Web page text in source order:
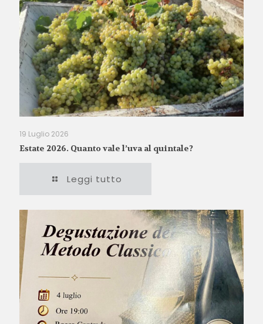
19 Luglio 2026
Estate 2026. Quanto vale l’uva al quintale?
Leggi tutto